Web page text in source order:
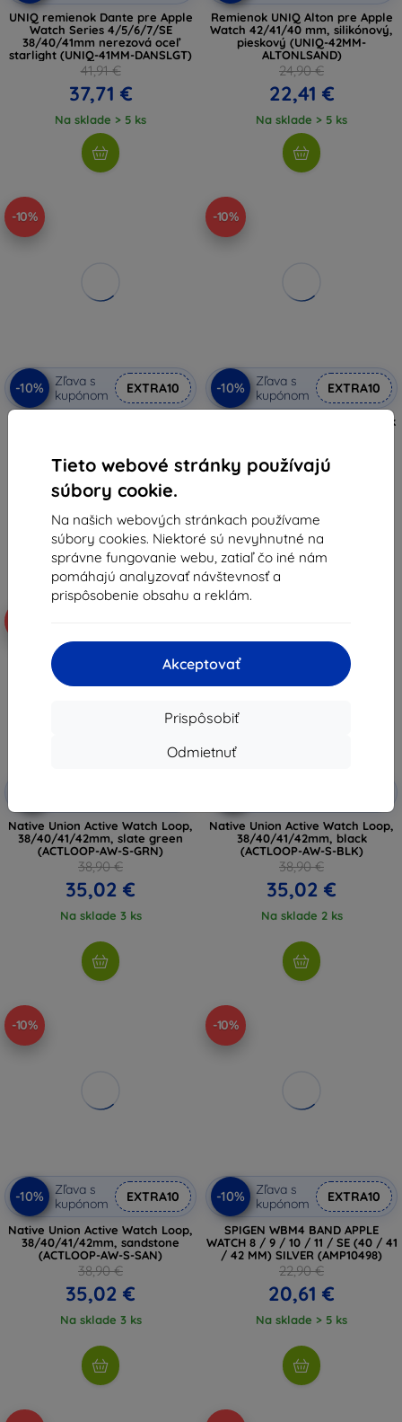
Tieto webové stránky používajú
súbory cookie.
Na našich webových stránkach používame
súbory cookies. Niektoré sú nevyhnutné na
správne fungovanie webu, zatiaľ čo iné nám
pomáhajú analyzovať návštevnosť a
prispôsobenie obsahu a reklám.
Akceptovať
Prispôsobiť
Odmietnuť
UNIQ remienok Dante pre Apple
Watch Series 4/5/6/7/SE
38/40/41mm nerezová oceľ
starlight (UNIQ-41MM-DANSLGT)
41,91 €
37,71 €
Na sklade > 5 ks
Remienok UNIQ Alton pre Apple
Watch 42/41/40 mm, silikónový,
pieskový (UNIQ-42MM-
ALTONLSAND)
24,90 €
22,41 €
Na sklade > 5 ks
-10%
-10%
Zľava s
kupónom
EXTRA10
19,90 €
17,91 €
Posledný kus na sklade
-10%
-10%
Zľava s
kupónom
EXTRA10
UNIQ Revix IV Premium náramok
bielo-žltý (UNIQ-42MM-
REV4WHTBYEL)
42,90 €
Na sklade > 5 ks
Native Union Active Watch Loop,
38/40/41/42mm, slate green
(ACTLOOP-AW-S-GRN)
38,90 €
35,02 €
Na sklade 3 ks
Native Union Active Watch Loop,
38/40/41/42mm, black
(ACTLOOP-AW-S-BLK)
38,90 €
35,02 €
Na sklade 2 ks
-10%
-10%
Zľava s
kupónom
EXTRA10
Native Union Active Watch Loop,
38/40/41/42mm, sandstone
(ACTLOOP-AW-S-SAN)
38,90 €
35,02 €
Na sklade 3 ks
-10%
-10%
Zľava s
kupónom
EXTRA10
SPIGEN WBM4 BAND APPLE
WATCH 8 / 9 / 10 / 11 / SE (40 / 41
/ 42 MM) SILVER (AMP10498)
22,90 €
20,61 €
Na sklade > 5 ks